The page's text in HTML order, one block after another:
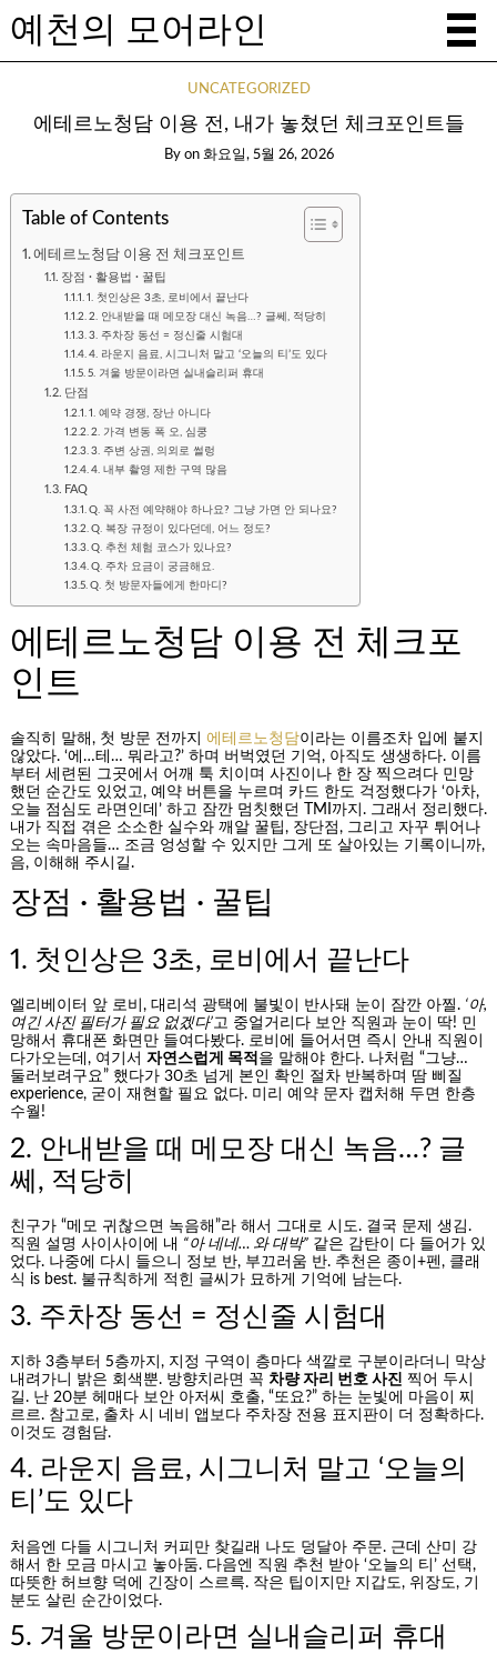
예천의 모어라인
UNCATEGORIZED
에테르노청담 이용 전, 내가 놓쳤던 체크포인트들
By on 화요일, 5월 26, 2026
Table of Contents
에테르노청담 이용 전 체크포인트
장점 · 활용법 · 꿀팁
1. 첫인상은 3초, 로비에서 끝난다
2. 안내받을 때 메모장 대신 녹음…? 글쎄, 적당히
3. 주차장 동선 = 정신줄 시험대
4. 라운지 음료, 시그니처 말고 ‘오늘의 티’도 있다
5. 겨울 방문이라면 실내슬리퍼 휴대
단점
1. 예약 경쟁, 장난 아니다
2. 가격 변동 폭 오, 심쿵
3. 주변 상권, 의외로 썰렁
4. 내부 촬영 제한 구역 많음
FAQ
Q. 꼭 사전 예약해야 하나요? 그냥 가면 안 되나요?
Q. 복장 규정이 있다던데, 어느 정도?
Q. 추천 체험 코스가 있나요?
Q. 주차 요금이 궁금해요.
Q. 첫 방문자들에게 한마디?
에테르노청담 이용 전 체크포
인트
솔직히 말해, 첫 방문 전까지 에테르노청담이라는 이름조차 입에 붙지
않았다. ‘에…테… 뭐라고?’ 하며 버벅였던 기억, 아직도 생생하다. 이름
부터 세련된 그곳에서 어깨 툭 치이며 사진이나 한 장 찍으려다 민망
했던 순간도 있었고, 예약 버튼을 누르며 카드 한도 걱정했다가 ‘아차,
오늘 점심도 라면인데’ 하고 잠깐 멈칫했던 TMI까지. 그래서 정리했다.
내가 직접 겪은 소소한 실수와 깨알 꿀팁, 장단점, 그리고 자꾸 튀어나
오는 속마음들… 조금 엉성할 수 있지만 그게 또 살아있는 기록이니까,
음, 이해해 주시길.
장점 · 활용법 · 꿀팁
1. 첫인상은 3초, 로비에서 끝난다
엘리베이터 앞 로비, 대리석 광택에 불빛이 반사돼 눈이 잠깐 아찔. ‘아,
여긴 사진 필터가 필요 없겠다’고 중얼거리다 보안 직원과 눈이 딱! 민
망해서 휴대폰 화면만 들여다봤다. 로비에 들어서면 즉시 안내 직원이
다가오는데, 여기서 자연스럽게 목적 을 말해야 한다. 나처럼 “그냥…
둘러보려구요” 했다가 30초 넘게 본인 확인 절차 반복하며 땀 삐질
experience, 굳이 재현할 필요 없다. 미리 예약 문자 캡처해 두면 한층
수월!
2. 안내받을 때 메모장 대신 녹음…? 글
쎄, 적당히
친구가 “메모 귀찮으면 녹음해”라 해서 그대로 시도. 결국 문제 생김.
직원 설명 사이사이에 내 “아 네네… 와 대박”같은 감탄이 다 들어가 있
었다. 나중에 다시 들으니 정보 반, 부끄러움 반. 추천은 종이+펜, 클래
식 is best. 불규칙하게 적힌 글씨가 묘하게 기억에 남는다.
3. 주차장 동선 = 정신줄 시험대
지하 3층부터 5층까지, 지정 구역이 층마다 색깔로 구분이라더니 막상
내려가니 밝은 회색뿐. 방향치라면 꼭 차량 자리 번호 사진 찍어 두시
길. 난 20분 헤매다 보안 아저씨 호출, “또요?” 하는 눈빛에 마음이 찌
르르. 참고로, 출차 시 네비 앱보다 주차장 전용 표지판이 더 정확하다.
이것도 경험담.
4. 라운지 음료, 시그니처 말고 ‘오늘의
티’도 있다
처음엔 다들 시그니처 커피만 찾길래 나도 덩달아 주문. 근데 산미 강
해서 한 모금 마시고 놓아둠. 다음엔 직원 추천 받아 ‘오늘의 티’ 선택,
따뜻한 허브향 덕에 긴장이 스르륵. 작은 팁이지만 지갑도, 위장도, 기
분도 살린 순간이었다.
5. 겨울 방문이라면 실내슬리퍼 휴대